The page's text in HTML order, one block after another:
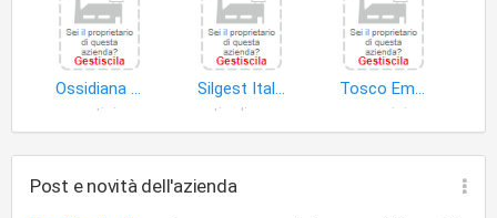
Ossidiana S.r.l
notizie
Silgest Italia S.r.l
Tosco Emanuele Grafica e Pubblicita'
servizi
Post e novità dell'azienda